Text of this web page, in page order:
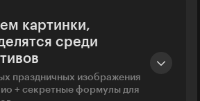
картинки,
среди
праздничных изображения
+ секретные формулы для